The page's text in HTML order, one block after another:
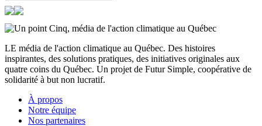
LE média de l'action climatique au Québec. Des histoires
inspirantes, des solutions pratiques, des initiatives originales aux
quatre coins du Québec. Un projet de Futur Simple, coopérative de
solidarité à but non lucratif.
À propos
Notre équipe
Nos partenaires